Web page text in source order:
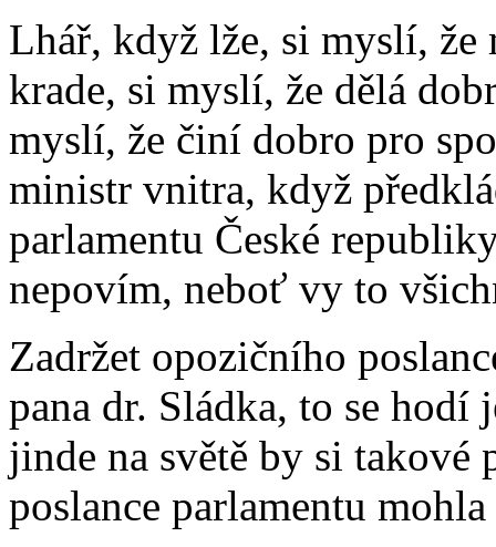
Lhář, když lže, si myslí,
krade, si myslí, že dělá
myslí, že činí dobro pro
ministr vnitra, když
parlamentu České
nepovím, neboť vy to
Zadržet opozičního
pana dr. Sládka, to se
jinde na světě by si takové
poslance parlamentu